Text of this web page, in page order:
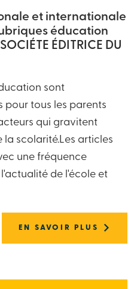
et internationale
éducation
ÉDITRICE DU
sont
pour tous les parents
qui gravitent
scolarité.Les articles
une fréquence
de l'école et
EN SAVOIR PLUS